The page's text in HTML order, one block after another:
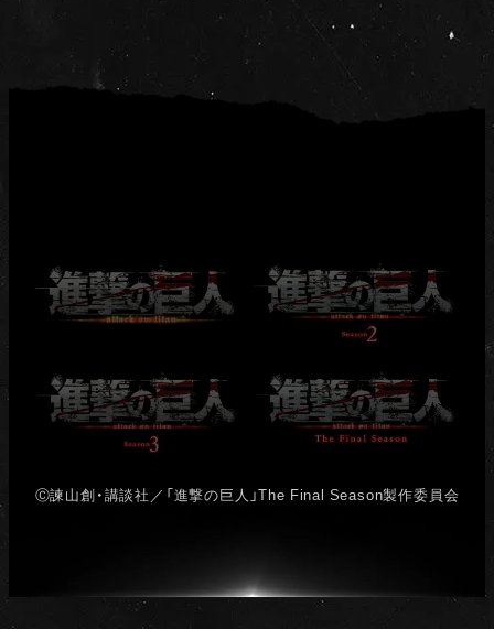
Ⓒ諫山創・講談社／「進撃の巨人」The Final Season製作委員会